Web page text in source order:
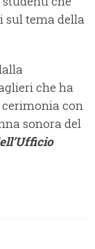
sul tema della
che ha
con
sonora del